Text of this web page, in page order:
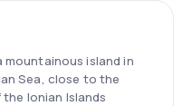
mountainous island in
Sea, close to the
Ionian Islands